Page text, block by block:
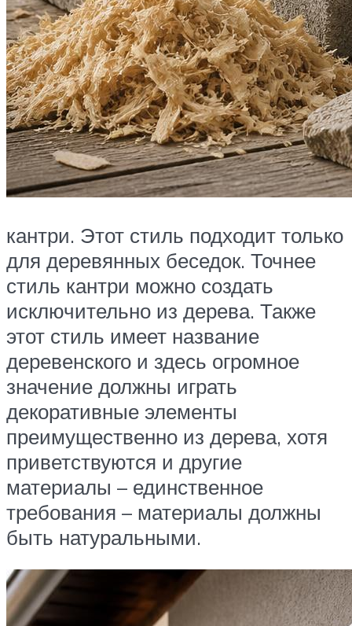
кантри. Этот стиль подходит только
для деревянных беседок. Точнее
стиль кантри можно создать
исключительно из дерева. Также
этот стиль имеет название
деревенского и здесь огромное
значение должны играть
декоративные элементы
преимущественно из дерева, хотя
приветствуются и другие
материалы – единственное
требования – материалы должны
быть натуральными.